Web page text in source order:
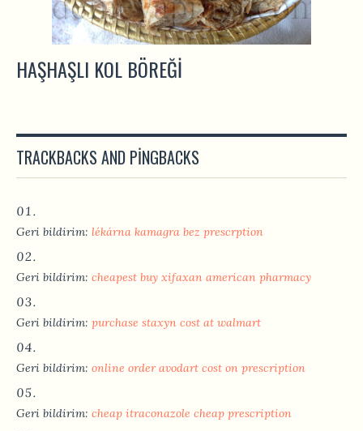
HAŞHAŞLI KOL BÖREĞI
TRACKBACKS AND PINGBACKS
Geri bildirim: lékárna kamagra bez prescrption
Geri bildirim: cheapest buy xifaxan american pharmacy
Geri bildirim: purchase staxyn cost at walmart
Geri bildirim: online order avodart cost on prescription
Geri bildirim: cheap itraconazole cheap prescription